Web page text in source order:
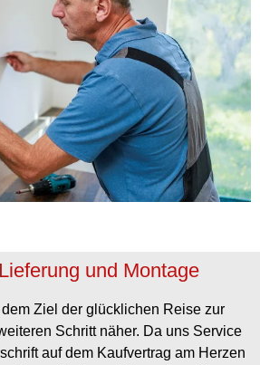
und Montage
Ziel der glücklichen Reise zur
Schritt näher. Da uns Service
auf dem Kaufvertrag am Herzen